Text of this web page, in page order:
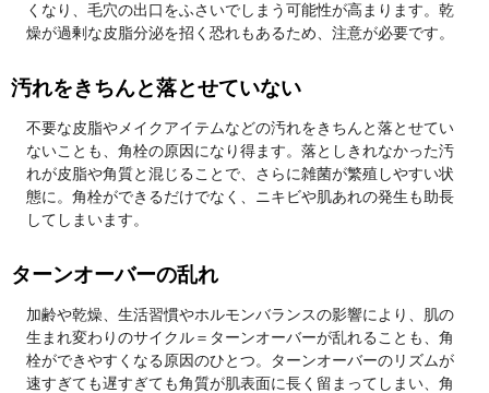
くなり、毛穴の出口をふさいでしまう可能性が高まります。乾
燥が過剰な皮脂分泌を招く恐れもあるため、注意が必要です。
汚れをきちんと落とせていない
不要な皮脂やメイクアイテムなどの汚れをきちんと落とせてい
ないことも、角栓の原因になり得ます。落としきれなかった汚
れが皮脂や角質と混じることで、さらに雑菌が繁殖しやすい状
態に。角栓ができるだけでなく、ニキビや肌あれの発生も助長
してしまいます。
ターンオーバーの乱れ
加齢や乾燥、生活習慣やホルモンバランスの影響により、肌の
生まれ変わりのサイクル＝ターンオーバーが乱れることも、角
栓ができやすくなる原因のひとつ。ターンオーバーのリズムが
速すぎても遅すぎても角質が肌表面に長く留まってしまい、角